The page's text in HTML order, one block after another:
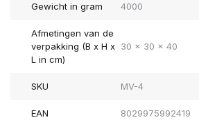
Gewicht in gram 4000
Afmetingen van de
verpakking (B x H x
L in cm)
30 x 30 x 40
SKU MV-4
EAN 8029975992419